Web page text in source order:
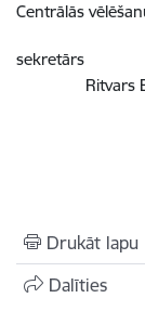
Centrālās
Ritvars
Drukāt lapu
Dalīties